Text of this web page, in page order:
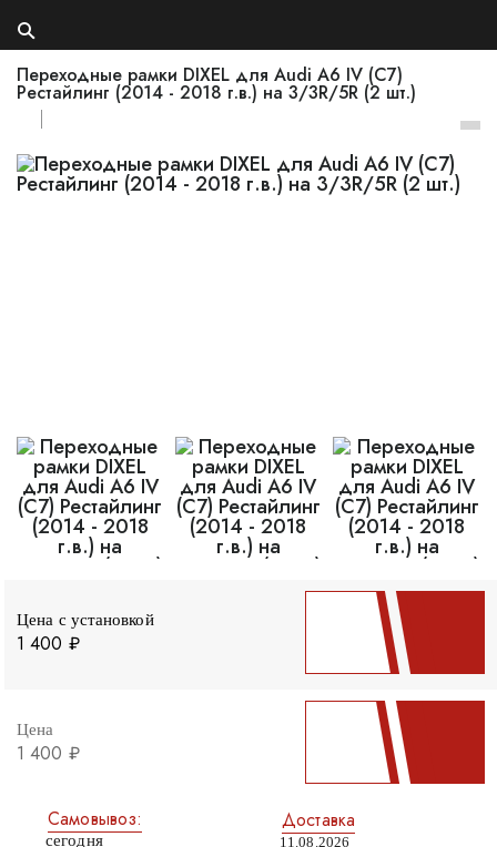
Переходные рамки DIXEL для Audi A6 IV (C7)
Рестайлинг (2014 - 2018 г.в.) на 3/3R/5R (2 шт.)
Цена с установкой
1 400 ₽
Цена
1 400 ₽
Самовывоз:
сегодня
Доставка
11.08.2026